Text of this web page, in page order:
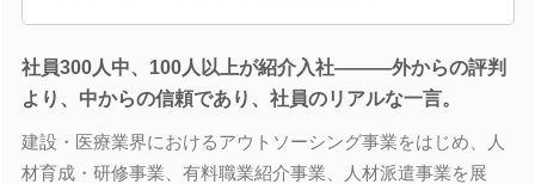
社員300人中、100人以上が紹介入社―――外からの評判
より、中からの信頼であり、社員のリアルな一言。
建設・医療業界におけるアウトソーシング事業をはじめ、人
材育成・研修事業、有料職業紹介事業、人材派遣事業を展